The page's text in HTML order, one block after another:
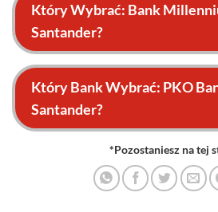
Który Wybrać: Bank
Santander?
Który Bank Wybrać: PKO
Santander?
*Pozostaniesz na tej